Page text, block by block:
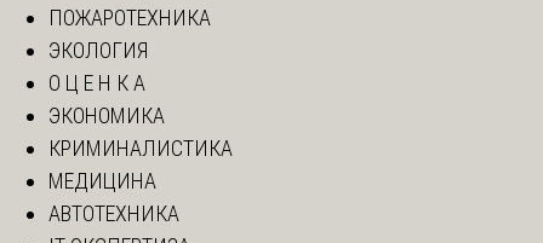
ПОЖАРОТЕХНИКА
ЭКОЛОГИЯ
О Ц Е Н К А
ЭКОНОМИКА
КРИМИНАЛИСТИКА
МЕДИЦИНА
АВТОТЕХНИКА